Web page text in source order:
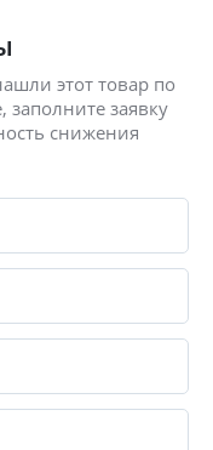
этот товар по
заполните заявку
снижения